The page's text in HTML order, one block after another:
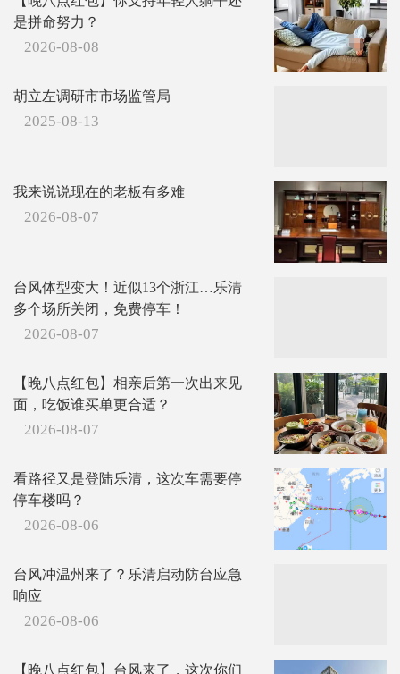
是拼命努力？
2026-08-08
胡立左调研市市场监管局
2025-08-13
我来说说现在的老板有多难
2026-08-07
台风体型变大！近似13个浙江…乐清
多个场所关闭，免费停车！
2026-08-07
【晚八点红包】相亲后第一次出来见
面，吃饭谁买单更合适？
2026-08-07
看路径又是登陆乐清，这次车需要停
停车楼吗？
2026-08-06
台风冲温州来了？乐清启动防台应急
响应
2026-08-06
【晚八点红包】台风来了，这次你们